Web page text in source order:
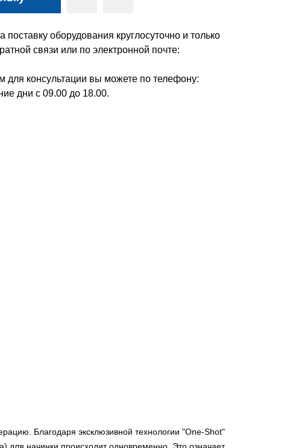
оборудования круглосуточно и только
связи или по электронной почте:
для консультации вы можете по телефону:
дни с 09.00 до 18.00.
Благодаря эксклюзивной технологии "One-Shot"